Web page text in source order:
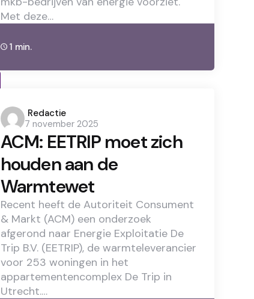
Met deze…
1 min.
Posted
by
Redactie
7 november 2025
ACM: EETRIP moet zich
houden aan de
Warmtewet
Recent heeft de Autoriteit Consument
& Markt (ACM) een onderzoek
afgerond naar Energie Exploitatie De
Trip B.V. (EETRIP), de warmteleverancier
voor 253 woningen in het
appartementencomplex De Trip in
Utrecht.…